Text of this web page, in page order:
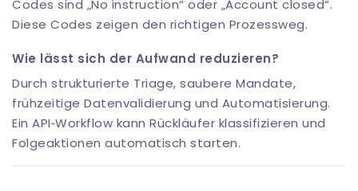
Codes sind „No instruction“ oder „Account closed“.
Diese Codes zeigen den richtigen Prozessweg.
Wie lässt sich der Aufwand reduzieren?
Durch strukturierte Triage, saubere Mandate,
frühzeitige Datenvalidierung und Automatisierung.
Ein API‑Workflow kann Rückläufer klassifizieren und
Folgeaktionen automatisch starten.